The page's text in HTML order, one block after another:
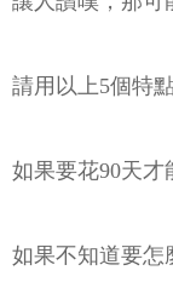
請用以上5個特
如果要花90天才
如果不知道要怎